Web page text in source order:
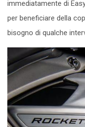
immediatamente di
per beneficiare della
bisogno di qualche